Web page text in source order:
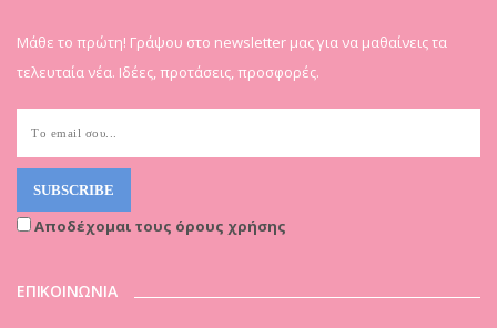
Μάθε το πρώτη! Γράψου στο newsletter μας για να μαθαίνεις τα
τελευταία νέα. Ιδέες, προτάσεις, προσφορές.
Αποδέχομαι τους όρους χρήσης
ΕΠΙΚΟΙΝΩΝΙΑ